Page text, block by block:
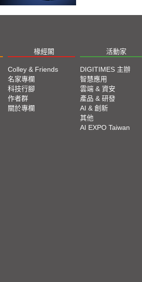
椽經閣 活動家
Colley & Friends
名家專欄
科技行腳
作者群
關於專欄
DIGITIMES 主辦
智慧應用
雲端 & 資安
產品 & 研發
AI & 創新
其他
AI EXPO Taiwan